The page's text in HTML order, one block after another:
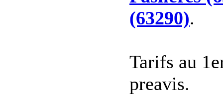
(63290).
Tarifs au
preavis.